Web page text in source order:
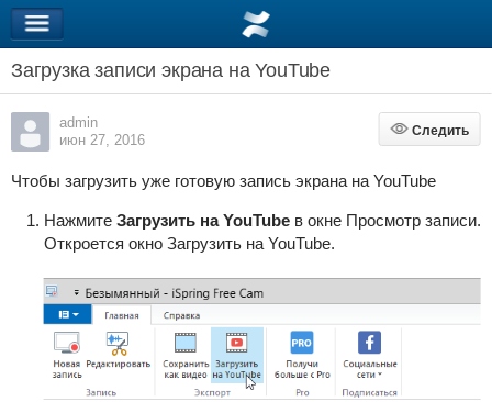
Загрузка записи экрана на YouTube
admin
июн 27, 2016
Следить
Следить
Чтобы загрузить уже готовую запись экрана на YouTube
Нажмите Загрузить на YouTubeв окне Просмотр записи.
Откроется окно Загрузить на YouTube.